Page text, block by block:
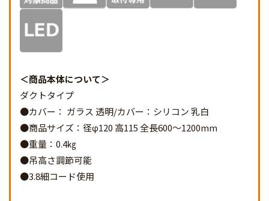
商品本体について
ダクトタイプ
●カバー： ガラス 透明/カバー：シリコン 乳白
●商品サイズ：径φ120 高115 全長600～1200mm
●重量：0.4㎏
●吊高さ調節可能
●3.8細コード使用